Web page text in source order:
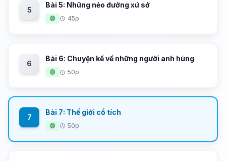
5
Bài 5: Những nẻo đường xứ sở
🟢 45p
6
Bài 6: Chuyện kể về những người anh hùng
🟢 50p
7
Bài 7: Thế giới cổ tích
🟢 50p